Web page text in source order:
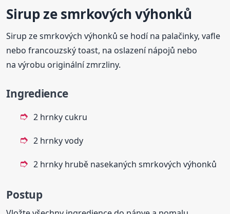
Sirup ze smrkových výhonků
Sirup ze smrkových výhonků se hodí na palačinky, vafle
nebo francouzský toast, na oslazení nápojů nebo
na výrobu originální zmrzliny.
Ingredience
2 hrnky cukru
2 hrnky vody
2 hrnky hrubě nasekaných smrkových výhonků
Postup